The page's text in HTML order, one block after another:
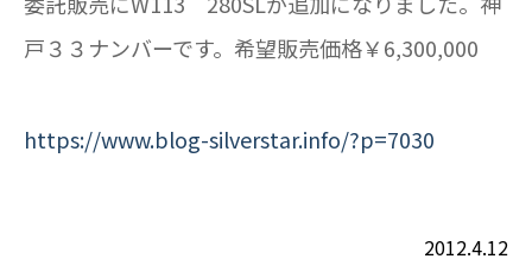
戸３３ナンバーです。希望販売価格￥6,300,000
https://www.blog-silverstar.info/?p=7030
2012.4.12